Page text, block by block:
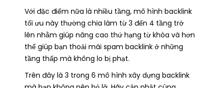
Với đặc điểm nữa là nhiều tầng, mô hình backlink
tối ưu này thường chia làm từ 3 đến 4 tầng trở
lên nhằm giúp nâng cao thứ hạng từ khóa và hơn
thế giúp bạn thoải mái spam backlink ở những
tầng thấp mà không lo bị phạt.
Trên đây là 3 trong 6 mô hình xây dựng backlink